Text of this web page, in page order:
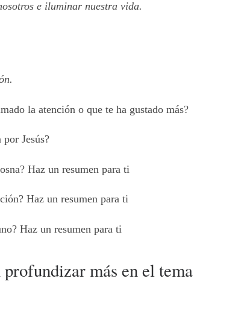
e iluminar nuestra vida.
la atención o que te ha gustado más?
Jesús?
Haz un resumen para ti
Haz un resumen para ti
Haz un resumen para ti
más en el tema